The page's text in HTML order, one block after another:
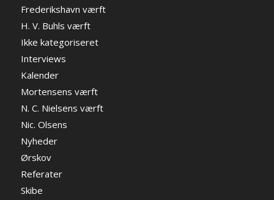
Frederikshavn værft
H. V. Buhls værft
Ikke kategoriseret
Interviews
Kalender
Mortensens værft
N. C. Nielsens værft
Nic. Olsens
Nyheder
Ørskov
Referater
Skibe